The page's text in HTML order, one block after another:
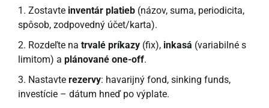
Zostavte inventár platieb (názov, suma, periodicita,
spôsob, zodpovedný účet/karta).
Rozdeľte na trvalé príkazy (fix), inkasá (variabilné s
limitom) a plánované one-off.
Nastavte rezervy: havarijný fond, sinking funds,
investície – dátum hneď po výplate.